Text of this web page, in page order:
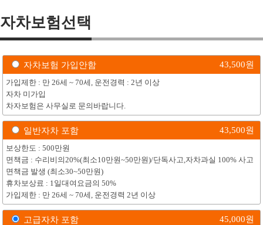
자차보험선택
자차보험 가입안함 43,500원
가입제한 : 만 26세 ~ 70세, 운전경력 : 2년 이상
자차 미가입
차자보험은 사무실로 문의바랍니다.
일반자차 포함 43,500원
보상한도 : 500만원
면책금 : 수리비의20%(최소10만원~50만원)/단독사고,자차과실 100% 사고
면책금 발생 (최소30~50만원)
휴차보상료 : 1일대여요금의 50%
가입제한 : 만 26세 ~ 70세, 운전경력 2년 이상
고급자차 포함 45,000원